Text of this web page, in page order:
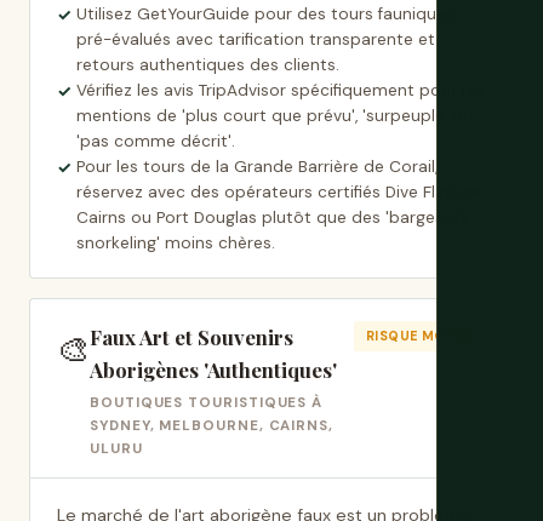
Utilisez GetYourGuide pour des tours fauniques
pré-évalués avec tarification transparente et
retours authentiques des clients.
Vérifiez les avis TripAdvisor spécifiquement pour les
mentions de 'plus court que prévu', 'surpeuplé' ou
'pas comme décrit'.
Pour les tours de la Grande Barrière de Corail,
réservez avec des opérateurs certifiés Dive Flag de
Cairns ou Port Douglas plutôt que des 'barges de
snorkeling' moins chères.
🎨Faux Art et Souvenirs
Aborigènes 'Authentiques'
BOUTIQUES TOURISTIQUES À
SYDNEY, MELBOURNE, CAIRNS,
ULURU
RISQUE MOYEN
Le marché de l'art aborigène faux est un problème